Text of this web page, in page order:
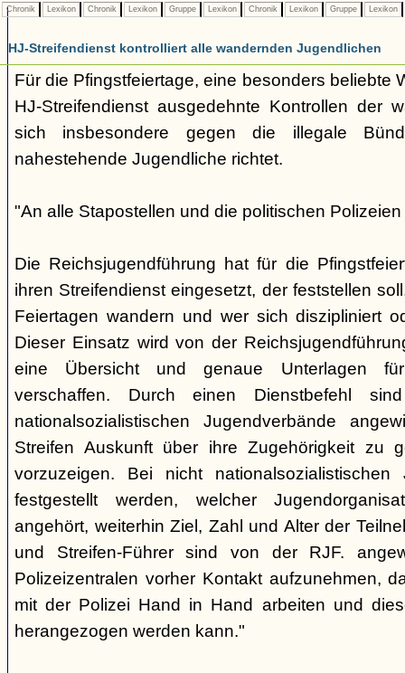
Chronik Lexikon Chronik Lexikon Gruppe Lexikon Chronik Lexikon Gruppe Lexikon
HJ-Streifendienst kontrolliert alle wandernden Jugendlichen
Für die Pfingstfeiertage, eine besonders beliebte
HJ-Streifendienst ausgedehnte Kontrollen der
sich insbesondere gegen die illegale
nahestehende Jugendliche richtet.
"An alle Stapostellen und die politischen
Die Reichsjugendführung hat für die
ihren Streifendienst eingesetzt, der feststellen
Feiertagen wandern und wer sich diszipliniert
Dieser Einsatz wird von der
eine Übersicht und genaue Unterlagen
verschaffen. Durch einen Dienstbefehl
nationalsozialistischen Jugendverbände
Streifen Auskunft über ihre Zugehörigkeit zu
vorzuzeigen. Bei nicht
festgestellt werden, welcher
angehört, weiterhin Ziel, Zahl und Alter der
und Streifen-Führer sind von der RJF.
Polizeizentralen vorher Kontakt aufzunehmen,
mit der Polizei Hand in Hand arbeiten und
herangezogen werden kann."